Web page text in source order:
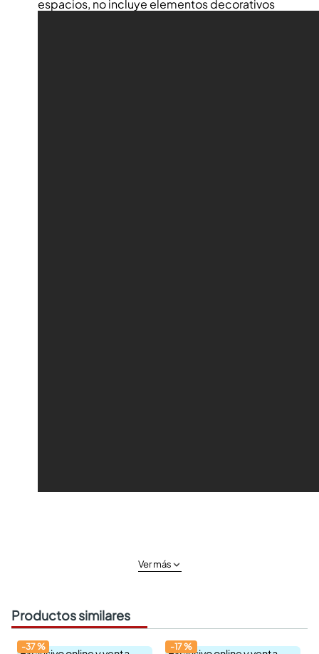
espacios, no incluye elementos decorativos
Ver más
Productos similares
-37% -17%